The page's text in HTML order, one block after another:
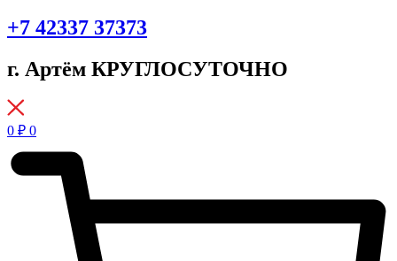
+7 42337 37373
г. Артём КРУГЛОСУТОЧНО
0 ₽ 0